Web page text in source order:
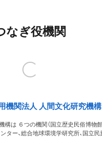
なぎ役機関
機関法人 人間文化研究機構
は ６つの機関（国立歴史民俗博物館
ター、総合地球環境学研究所、国立民